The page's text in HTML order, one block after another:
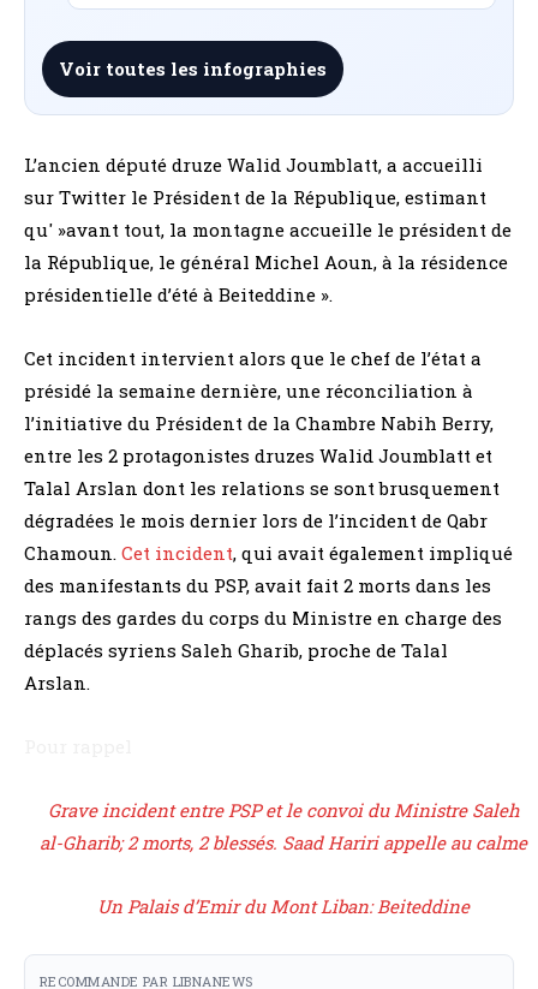
Voir toutes les infographies
L’ancien député druze Walid Joumblatt, a accueilli
sur Twitter le Président de la République, estimant
qu' »avant tout, la montagne accueille le président de
la République, le général Michel Aoun, à la résidence
présidentielle d’été à Beiteddine ».
Cet incident intervient alors que le chef de l’état a
présidé la semaine dernière, une réconciliation à
l’initiative du Président de la Chambre Nabih Berry,
entre les 2 protagonistes druzes Walid Joumblatt et
Talal Arslan dont les relations se sont brusquement
dégradées le mois dernier lors de l’incident de Qabr
Chamoun. Cet incident, qui avait également impliqué
des manifestants du PSP, avait fait 2 morts dans les
rangs des gardes du corps du Ministre en charge des
déplacés syriens Saleh Gharib, proche de Talal
Arslan.
Grave incident entre PSP et le convoi du Ministre Saleh
al-Gharib; 2 morts, 2 blessés. Saad Hariri appelle au calme
Un Palais d’Emir du Mont Liban: Beiteddine
RECOMMANDE PAR LIBNANEWS